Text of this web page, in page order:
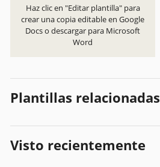
Haz clic en "Editar plantilla" para
crear una copia editable en Google
Docs o descargar para Microsoft
Word
Plantillas relacionadas
Visto recientemente